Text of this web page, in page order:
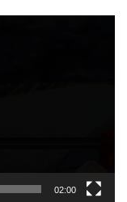
02:00